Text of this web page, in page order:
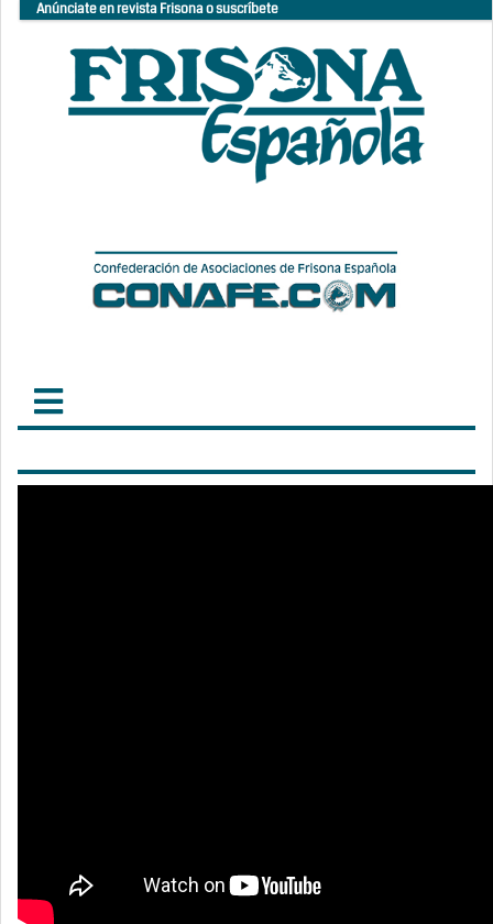
Anúnciate en revista Frisona o suscríbete